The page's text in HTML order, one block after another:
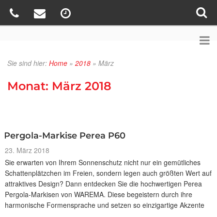
Sie sind hier: Home » 2018 » März
Monat: März 2018
Pergola-Markise Perea P60
Veröffentlicht
am
23. März 2018
Sie erwarten von Ihrem Sonnenschutz nicht nur ein gemütliches
Schattenplätzchen im Freien, sondern legen auch größten Wert auf
attraktives Design? Dann entdecken Sie die hochwertigen Perea
Pergola-Markisen von WAREMA. Diese begeistern durch ihre
harmonische Formensprache und setzen so einzigartige Akzente